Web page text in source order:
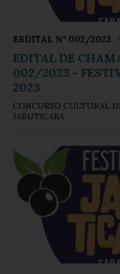
ESDITAL Nº 002/2023
EDITAL DE
002/2023 -
2023
CONCURSO CULTURAL
JABUTICABA